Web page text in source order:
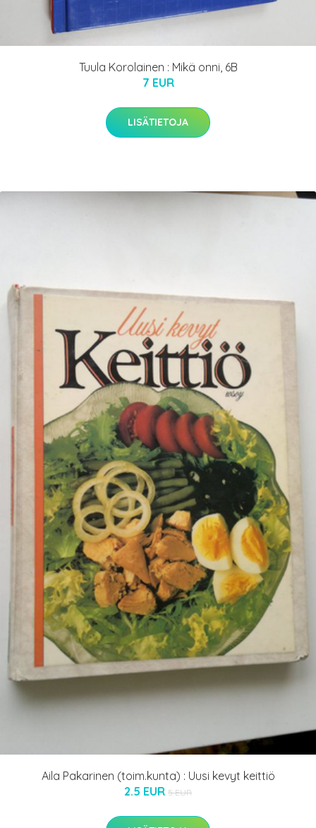
Tuula Korolainen : Mikä onni, 6B
7 EUR
LISÄTIETOJA
Aila Pakarinen (toim.kunta) : Uusi kevyt keittiö
2.5 EUR 5 EUR